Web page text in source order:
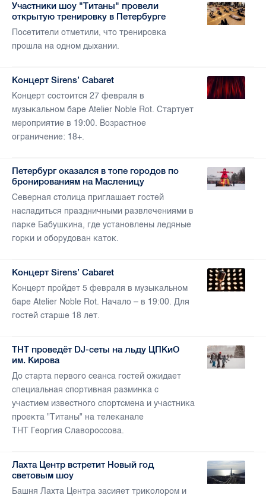
Участники шоу "Титаны" провели
открытую тренировку в Петербурге
Посетители отметили, что тренировка
прошла на одном дыхании.
Концерт Sirens’ Cabaret
Концерт состоится 27 февраля в
музыкальном баре Atelier Noble Rot. Стартует
мероприятие в 19:00. Возрастное
ограничение: 18+.
Петербург оказался в топе городов по
бронированиям на Масленицу
Северная столица приглашает гостей
насладиться праздничными развлечениями в
парке Бабушкина, где установлены ледяные
горки и оборудован каток.
Концерт Sirens’ Cabaret
Концерт пройдет 5 февраля в музыкальном
баре Atelier Noble Rot. Начало – в 19:00. Для
гостей старше 18 лет.
ТНТ проведёт DJ-сеты на льду ЦПКиО
им. Кирова
До старта первого сеанса гостей ожидает
специальная спортивная разминка с
участием известного спортсмена и участника
проекта "Титаны" на телеканале
ТНТ Георгия Славороссова.
Лахта Центр встретит Новый год
световым шоу
Башня Лахта Центра засияет триколором и